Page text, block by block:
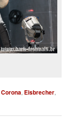
Corona, Eisbrecher,